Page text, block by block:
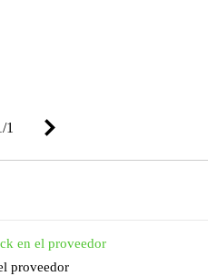
/1
en el proveedor
proveedor